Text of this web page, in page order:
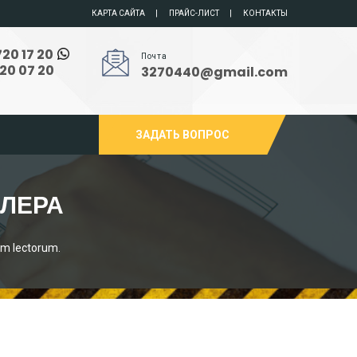
КАРТА САЙТА ПРАЙС-ЛИСТ КОНТАКТЫ
17 20
07 20
Почта
3270440@gmail.com
ЗАДАТЬ ВОПРОС
lectorum.